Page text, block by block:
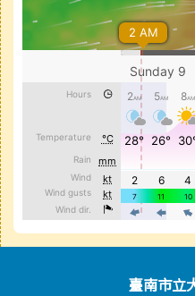
頁尾區域內容臺南市立